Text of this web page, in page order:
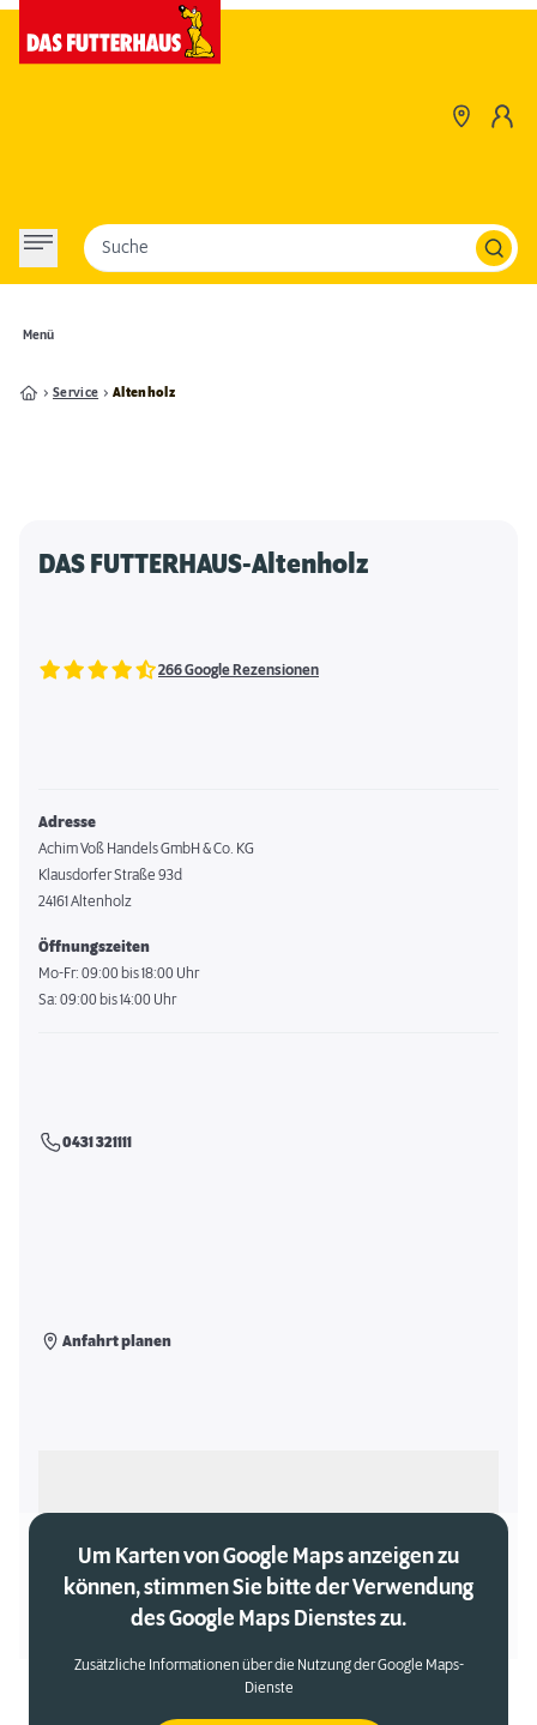
Menü
Suche
Service Altenholz
DAS FUTTERHAUS-Altenholz
266 Google Rezensionen
Adresse
Achim Voß Handels GmbH & Co. KG
Klausdorfer Straße 93d
24161 Altenholz
Öffnungszeiten
Mo-Fr: 09:00 bis 18:00 Uhr
Sa: 09:00 bis 14:00 Uhr
0431 321111
Anfahrt planen
Um Karten von Google Maps anzeigen zu
können, stimmen Sie bitte der Verwendung
des Google Maps Dienstes zu.
Zusätzliche Informationen über die Nutzung der Google Maps-
Dienste